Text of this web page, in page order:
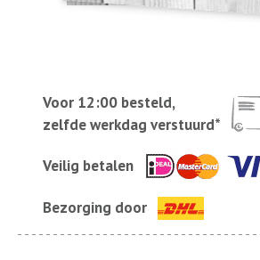
Voor 12:00 besteld,
zelfde werkdag verstuurd*
Veilig betalen
Bezorging door